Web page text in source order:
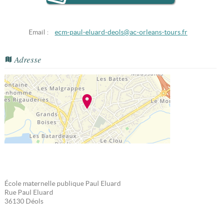
Email : ecm-paul-eluard-deols@ac-orleans-tours.fr
Adresse
École maternelle publique Paul Eluard
Rue Paul Eluard
36130 Déols